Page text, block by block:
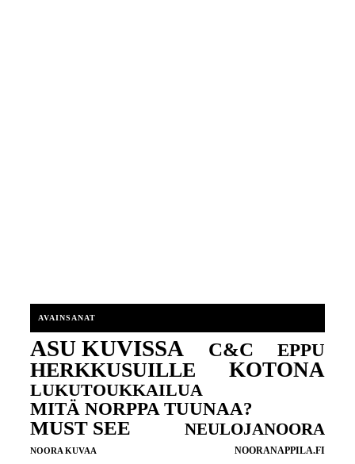
AVAINSANAT
ASU KUVISSA C&C EPPU
HERKKUSUILLE KOTONA
LUKUTOUKKAILUA
MITÄ NORPPA TUUNAA?
MUST SEE NEULOJANOORA
NOORA KUVAA NOORANAPPILA.FI